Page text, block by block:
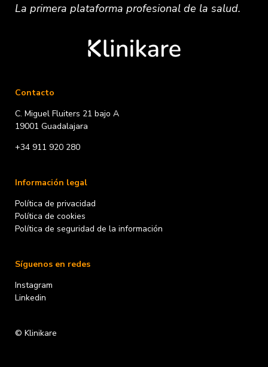
La primera plataformaprofesionalde la salud.
Contacto
C. Miguel Fluiters 21 bajo A
19001 Guadalajara
+34 911 920 280
Información legal
Política de privacidad
Política de cookies
Política de seguridad de la información
Síguenos en redes
Instagram
Linkedin
© Klinikare